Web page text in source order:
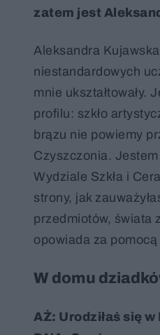
zatem jest
Aleksandra
niestandardowych
mnie ukształtowały.
profilu: szkło
brązu nie powiemy
Czyszczonia.
Wydziale Szkła i
strony, jak
przedmiotów, świata
opowiada za
W domu
AŻ: Urodziłaś się